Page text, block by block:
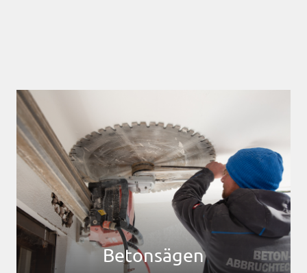
Betonsägen